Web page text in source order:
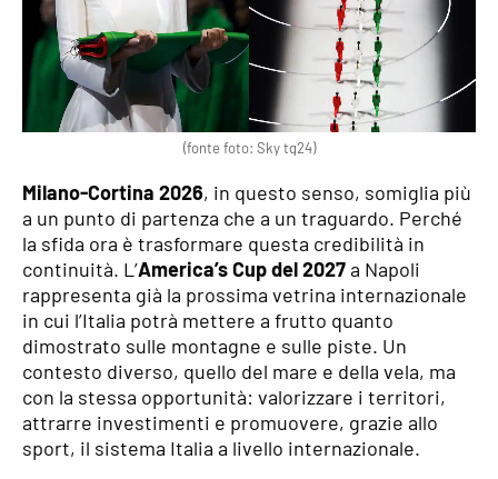
(fonte foto: Sky tg24)
Milano-Cortina 2026, in questo senso, somiglia più
a un punto di partenza che a un traguardo. Perché
la sfida ora è trasformare questa credibilità in
continuità. L’America’s Cup del 2027a Napoli
rappresenta già la prossima vetrina internazionale
in cui l’Italia potrà mettere a frutto quanto
dimostrato sulle montagne e sulle piste. Un
contesto diverso, quello del mare e della vela, ma
con la stessa opportunità: valorizzare i territori,
attrarre investimenti e promuovere, grazie allo
sport, il sistema Italia a livello internazionale.